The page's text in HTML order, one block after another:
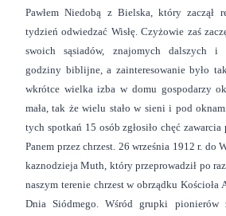
Pawłem Niedobą z Bielska, który zaczął
tydzień odwiedzać Wisłę. Czyżowie zaś
swoich sąsiadów, znajomych dalszych
godziny biblijne, a zainteresowanie było
wkrótce wielka izba w domu gospodarzy
mała, tak że wielu stało w sieni i pod
tych spotkań 15 osób zgłosiło chęć zawarcia
Panem przez chrzest. 26 września 1912 r. do
kaznodzieja Muth, który przeprowadził po
naszym terenie chrzest w obrządku Kościoła
Dnia Siódmego. Wśród grupki pionierów